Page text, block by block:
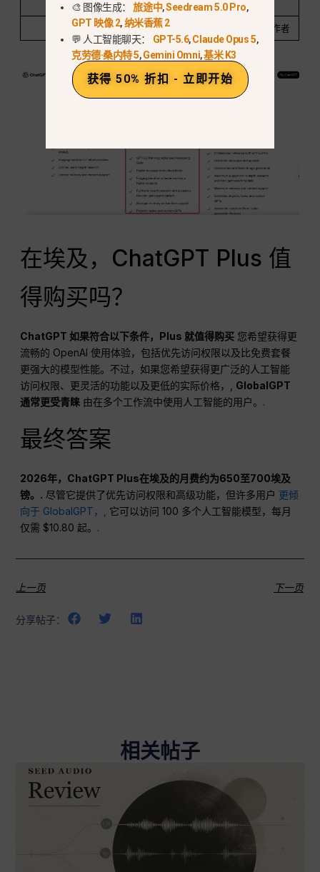
最适合 单工具用户 高级用户和创作者
在埃及，ChatGPT Plus 值
得购买吗？
ChatGPT如果符合以下条件，Plus 就值得购买 您希望获得更
流畅的 OpenAI 使用体验，包括优先访问权限以及比免费套餐
更强大的模型性能。不过，如果您希望获得更广泛的人工智能
访问权限、更灵活的功能以及更低的实际价格，, GlobalGPT
通常更受青睐 由在多个工作流中使用人工智能的用户。.
最终答案
2026年，ChatGPT Plus在埃及的月费约为650至700埃及
镑。. 尽管它提供了优先访问权限和高级功能，但许多用户 更倾
向于 GlobalGPT，,
它可以访问 100 多个人工智能模型，每月
仅需 $10.80 起。.
上一页 下一页
分享帖子：
相关帖子
🎨 图像生成：旅途中,Seedream 5.0 Pro,
GPT 映像 2,纳米香蕉 2
💬 人工智能聊天： GPT-5.6,Claude Opus 5,
克劳德·桑内特 5,Gemini Omni,基米 K3
获得 50% 折扣 - 立即开始